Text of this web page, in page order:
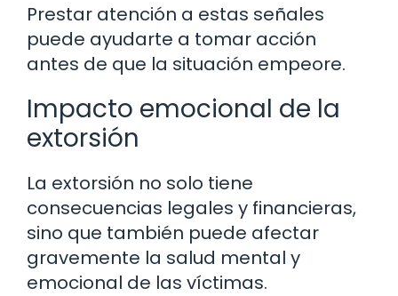
Prestar atención a estas señales
puede ayudarte a tomar acción
antes de que la situación empeore.
Impacto emocional de la
extorsión
La extorsión no solo tiene
consecuencias legales y financieras,
sino que también puede afectar
gravemente la salud mental y
emocional de las víctimas.